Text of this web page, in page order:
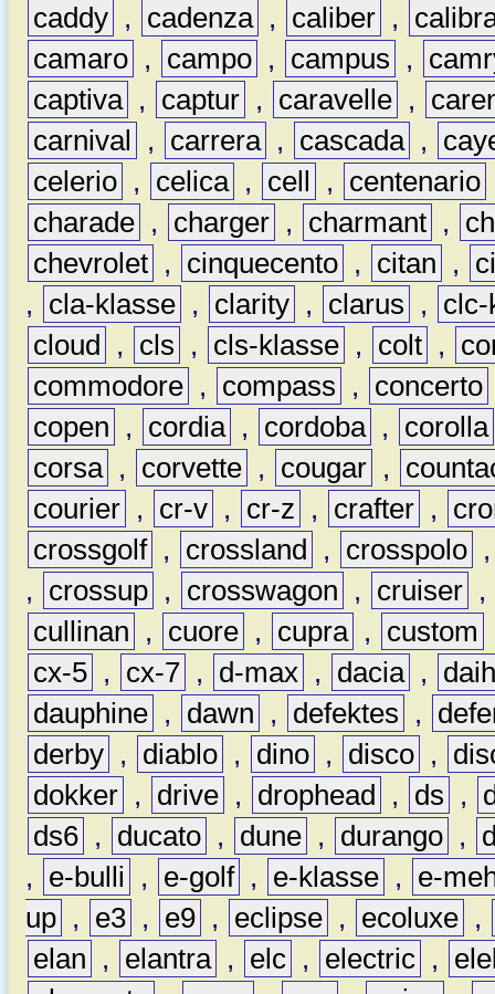
caddy , cadenza , caliber ,
camaro , campo , campus ,
captiva , captur , caravelle ,
carnival
, carrera , cascada ,
celerio , celica , cell , centenario
charade , charger , charmant ,
chevrolet , cinquecento , citan ,
,
cla-klasse , clarity , clarus ,
clc-
cloud
, cls , cls-klasse , colt ,
commodore , compass , concerto
copen
, cordia , cordoba ,
corolla
corsa , corvette , cougar ,
courier , cr-v , cr-z , crafter ,
crossgolf , crossland , crosspolo
,
crossup , crosswagon , cruiser ,
cullinan
, cuore , cupra , custom
cx-5 , cx-7 , d-max , dacia ,
dauphine , dawn , defektes ,
derby , diablo , dino , disco ,
dokker , drive , drophead , ds ,
ds6 , ducato , dune , durango ,
,
e-bulli , e-golf , e-klasse ,
e-
up , e3 , e9 , eclipse , ecoluxe ,
elan
, elantra , elc , electric ,